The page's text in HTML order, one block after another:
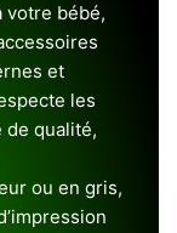
votre bébé,
et
les
de qualité,
ou en gris,